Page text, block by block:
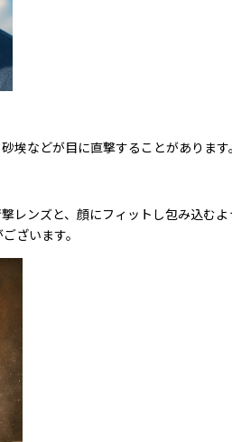
埃などが目に直撃することがあります。
レンズと、顔にフィットし包み込む
ざいます。